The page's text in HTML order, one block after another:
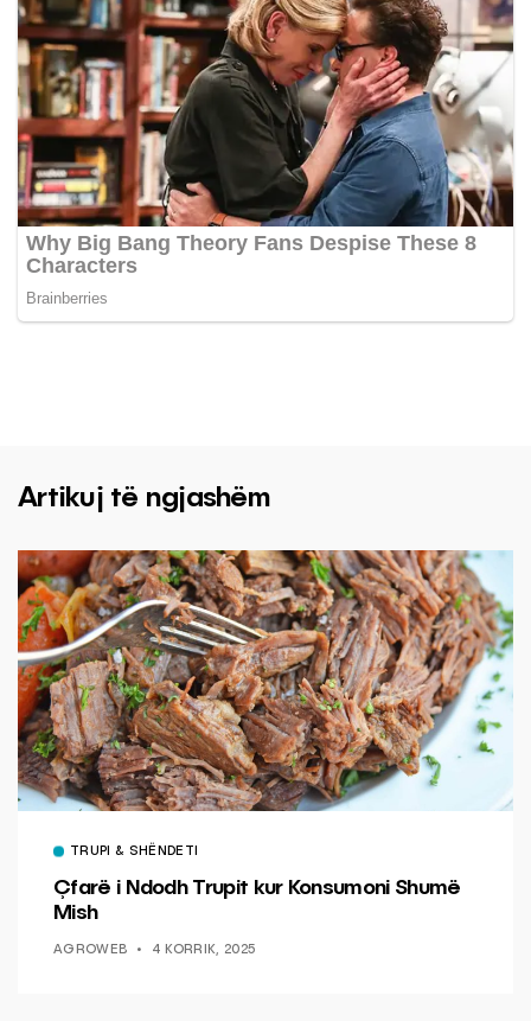
Artikuj të ngjashëm
TRUPI & SHËNDETI
Çfarë i Ndodh Trupit kur Konsumoni Shumë
Mish
AGROWEB 4 KORRIK, 2025